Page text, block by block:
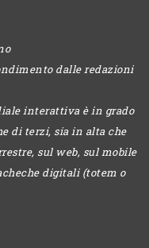
dalle redazioni
interattiva è in grado
di terzi, sia in alta che
sul web, sul mobile
digitali (totem o